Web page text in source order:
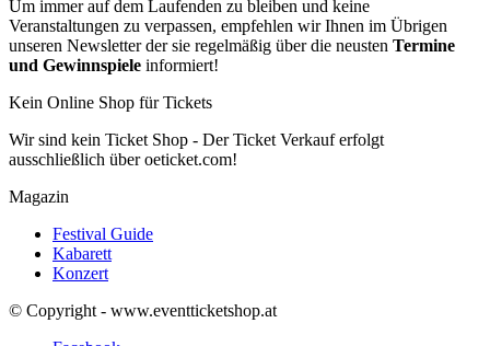
Um immer auf dem Laufenden zu bleiben und keine
Veranstaltungen zu verpassen, empfehlen wir Ihnen im Übrigen
unseren Newsletter der sie regelmäßig über die neusten Termine
und Gewinnspiele informiert!
Kein Online Shop für Tickets
Wir sind kein Ticket Shop - Der Ticket Verkauf erfolgt
ausschließlich über oeticket.com!
Magazin
Festival Guide
Kabarett
Konzert
© Copyright - www.eventticketshop.at